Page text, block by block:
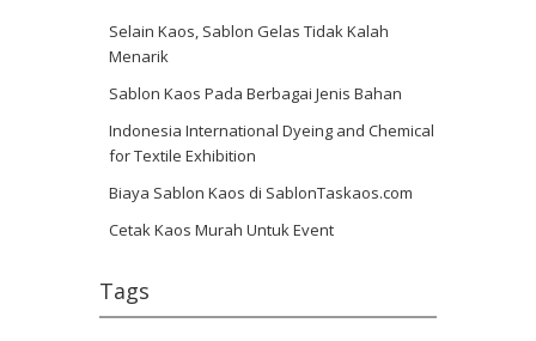
Selain Kaos, Sablon Gelas Tidak Kalah
Menarik
Sablon Kaos Pada Berbagai Jenis Bahan
Indonesia International Dyeing and Chemical
for Textile Exhibition
Biaya Sablon Kaos di SablonTaskaos.com
Cetak Kaos Murah Untuk Event
Tags